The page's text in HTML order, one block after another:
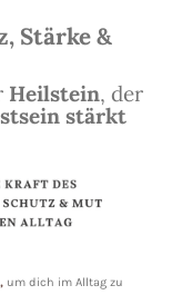
Stärke &
Heilstein, der
stärkt
um dich im Alltag zu